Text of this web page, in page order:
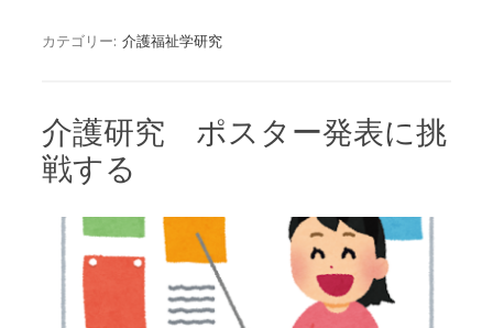
e
o
o
k
it
r
e
カテゴリー: 介護福祉学研究
介護研究 ポスター発表に挑
戦する